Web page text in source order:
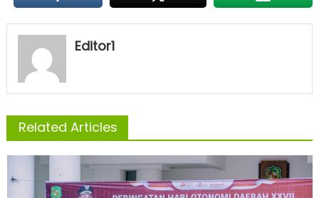
Editor1
Related Articles